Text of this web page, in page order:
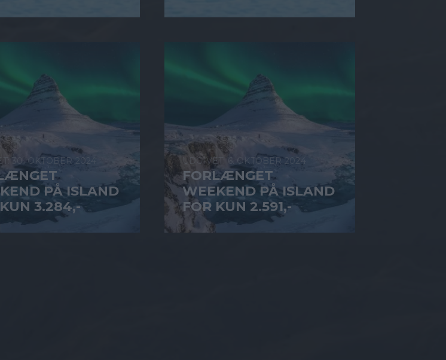
30. OKTOBER 2024
PÅ ISLAND
3.284,-
6. OKTOBER 2024
FORLÆNGET
WEEKEND PÅ ISLAND
FOR KUN 2.591,-